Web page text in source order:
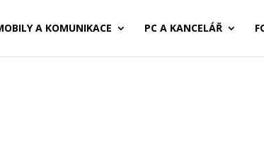
A KOMUNIKACE PC A KANCELÁŘ